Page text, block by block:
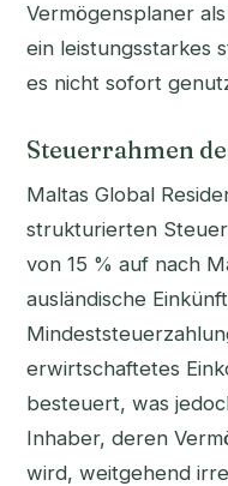
Vermögensplaner
ein leistungsstarkes
es nicht sofort
Steuerrahmen
Maltas Global
strukturierten
von 15 % auf nach
ausländische
erwirtschaftetes
besteuert, was
Inhaber, deren
wird, weitgehend